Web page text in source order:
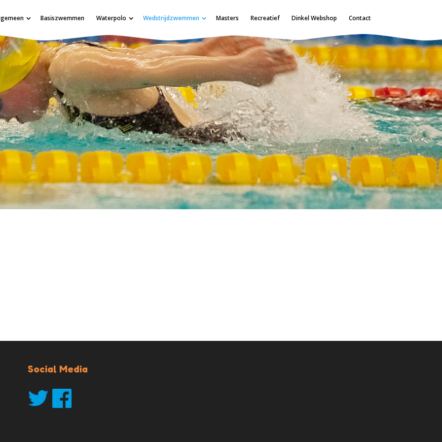
Basiszwemmen Waterpolo Wedstrijdzwemmen Masters Recreatief Dinkel Webshop Contact
Social Media